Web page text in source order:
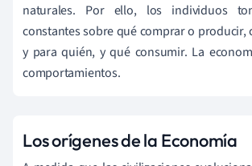
naturales. Por ello, los individuos
constantes sobre qué comprar o
y para quién, y qué consumir. La
comportamientos.
Los orígenes de la Economía